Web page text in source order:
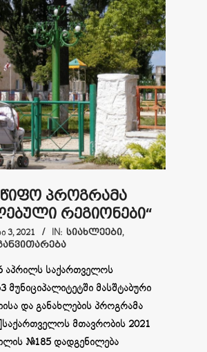
პროგრამა
რეგიონები“
3, 2021 IN: ᲡᲘᲐᲮᲚᲔᲔᲑᲘ,
აპრილს საქართველოს
მუნიციპალიტეტში მასშტაბური
და განახლების პროგრამა
მთავრობის 2021
№185 დადგენილება